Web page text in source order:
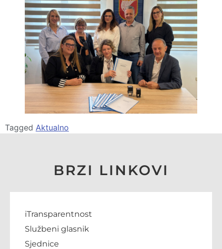
Tagged Aktualno
BRZI LINKOVI
iTransparentnost
Službeni glasnik
Sjednice